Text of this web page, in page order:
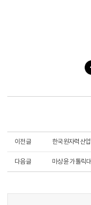
이전글 한국원자력산
다음글 마상윤 가톨릭